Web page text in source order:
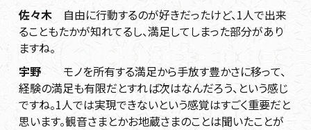
佐々木自由に行動するのが好きだったけど、1人で出来
ることもたかが知れてるし、満足してしまった部分があり
ますね。
宇野モノを所有する満足から手放す豊かさに移って、
経験の満足も有限だとすれば次はなんだろう、という感じ
ですね。1人では実現できないという感覚はすごく重要だと
思います。観音さまとかお地蔵さまのことは聞いたことが